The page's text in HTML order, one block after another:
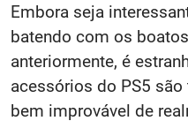
Embora seja
batendo com os
anteriormente, é
acessórios do PS5
bem improvável de